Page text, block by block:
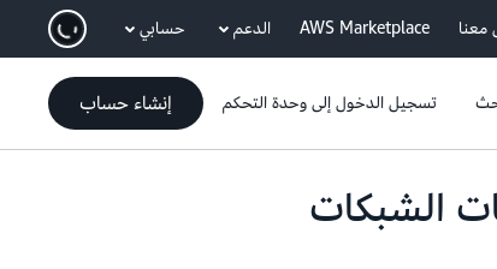
انتقل إلى المحتوى الرئيسي معنا AWS Marketplace الدعم حسابي
تسجيل الدخول إلى وحدة التحكم إنشاء حساب